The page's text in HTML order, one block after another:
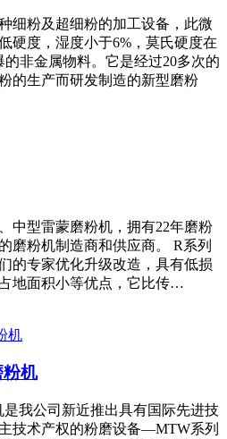
细粉及超细粉的加工设备，此微
硬度，湿度小于6%，莫氏硬度在
非金属物料。它是经过20多次的
的生产而研发制造的新型磨粉
中型雷蒙磨粉机，拥有22年磨粉
磨粉机制造商和供应商。 R系列
的专家优化升级改造，具有低损
地面积小等优点，它比传…
机
我公司新近推出具有国际先进技
技术产权的粉磨设备—MTW系列